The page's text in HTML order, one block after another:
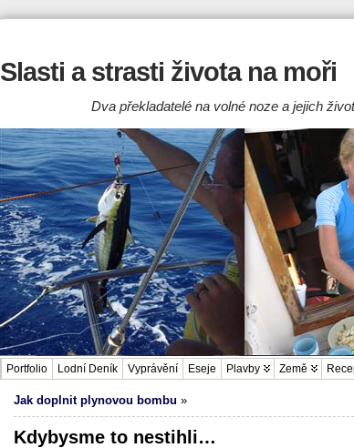
Slasti a strasti života na moři
Dva překladatelé na volné noze a jejich
Portfolio Lodní Deník Vyprávění Eseje Plavby Země
Jak doplnit plynovou bombu »
Kdybysme to nestihli…